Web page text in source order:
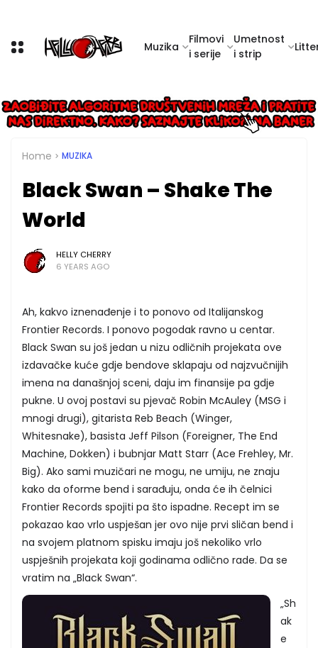
Muzika
Filmovi
i serije
Umetnost
i strip
Home MUZIKA
Black Swan – Shake The
World
HELLY CHERRY
6 YEARS AGO
Ah, kakvo iznenađenje i to ponovo od Italijanskog
Frontier Records. I ponovo pogodak ravno u centar.
Black Swan su još jedan u nizu odličnih projekata ove
izdavačke kuće gdje bendove sklapaju od najzvučnijih
imena na današnjoj sceni, daju im finansije pa gdje
pukne. U ovoj postavi su pjevač Robin McAuley (MSG i
mnogi drugi), gitarista Reb Beach (Winger,
Whitesnake), basista Jeff Pilson (Foreigner, The End
Machine, Dokken) i bubnjar Matt Starr (Ace Frehley, Mr.
Big). Ako sami muzičari ne mogu, ne umiju, ne znaju
kako da oforme bend i sarađuju, onda će ih čelnici
Frontier Records spojiti pa što ispadne. Recept im se
pokazao kao vrlo uspješan jer ovo nije prvi sličan bend i
na svojem platnom spisku imaju još nekoliko vrlo
uspješnih projekata koji godinama odlično rade. Da se
vratim na „Black Swan“.
„Sh
ak
e